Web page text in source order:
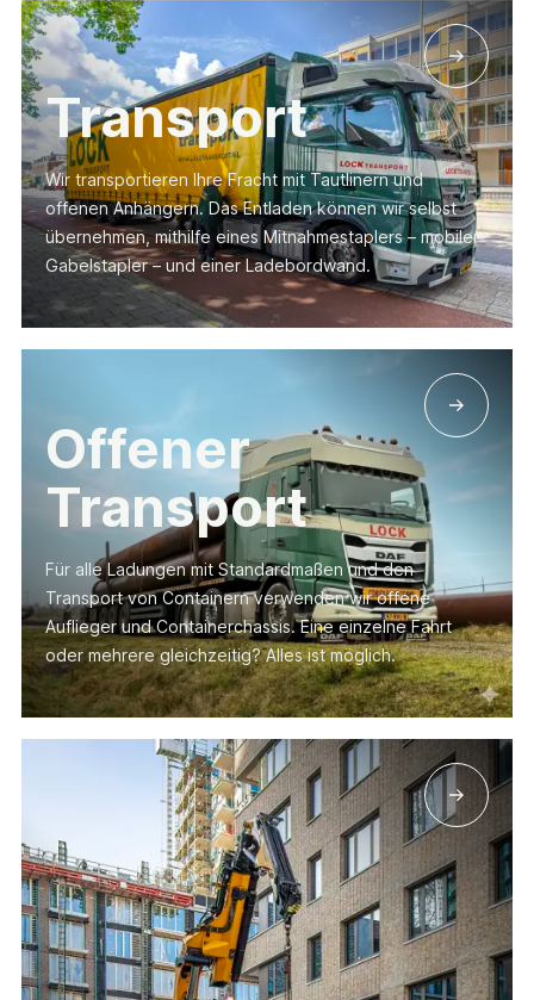
Transport
Wir transportieren Ihre Fracht mit Tautlinern und
offenen Anhängern. Das Entladen können wir selbst
übernehmen, mithilfe eines Mitnahmestaplers – mobiler
Gabelstapler – und einer Ladebordwand.
Offener
Transport
Für alle Ladungen mit Standardmaßen und den
Transport von Containern verwenden wir offene
Auflieger und Containerchassis. Eine einzelne Fahrt
oder mehrere gleichzeitig? Alles ist möglich.